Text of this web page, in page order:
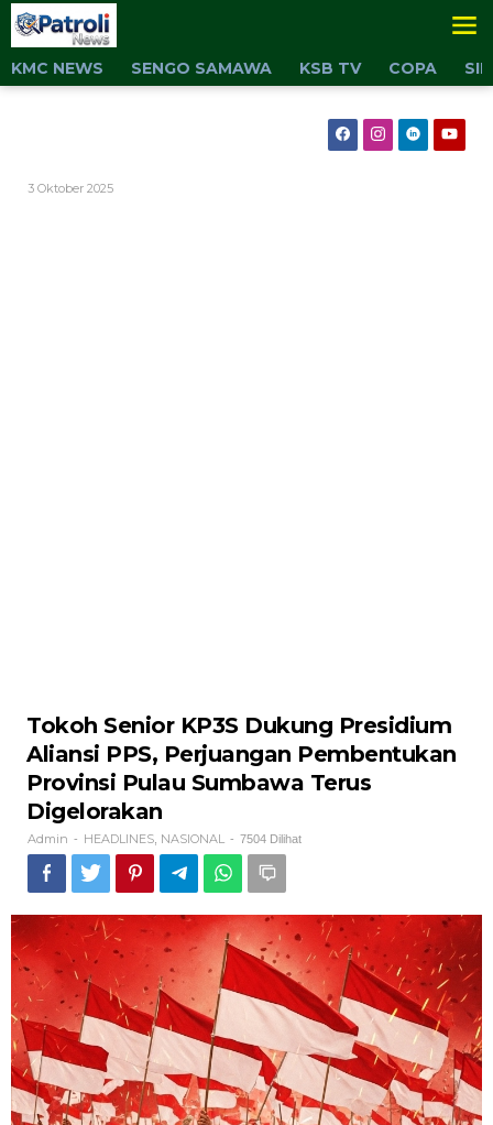
Lewati
ke
konten
KMC NEWS
SENGO SAMAWA KSB TV COPA
3 Oktober 2025Oleh
Tokoh Senior KP3S Dukung Presidium
Aliansi PPS, Perjuangan Pembentukan
Provinsi Pulau Sumbawa Terus
Digelorakan
Admin - HEADLINES NASIONAL - 7504 Dilihat